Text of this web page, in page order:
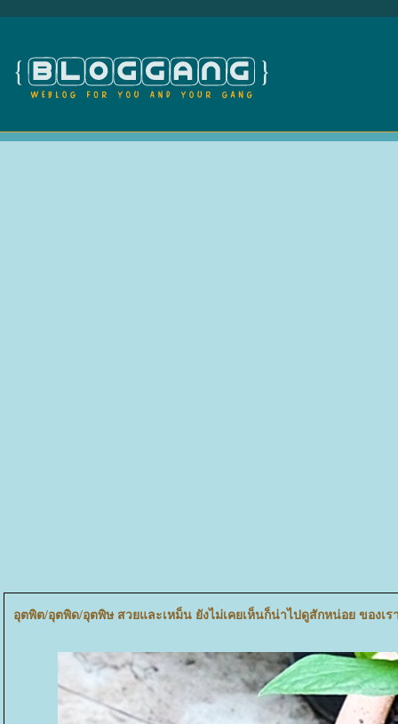
อุตพิต/อุตพิด/อุตพิษ สวยและเหม็น ยังไม่เคยเห็นก็น่าไปดูสักหน่อย ของเร